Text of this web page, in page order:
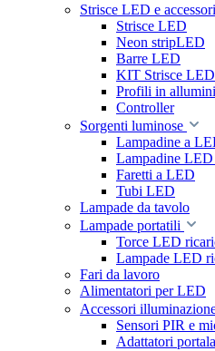
Strisce LED e accessori
Strisce LED
Neon stripLED
Barre LED
KIT Strisce LED
Profili in
Controller
Sorgenti luminose
Lampadine a
Lampadine
Faretti a LED
Tubi LED
Lampade da tavolo
Lampade portatili
Torce LED
Lampade LED
Fari da lavoro
Alimentatori per LED
Accessori
Sensori PIR e
Adattatori